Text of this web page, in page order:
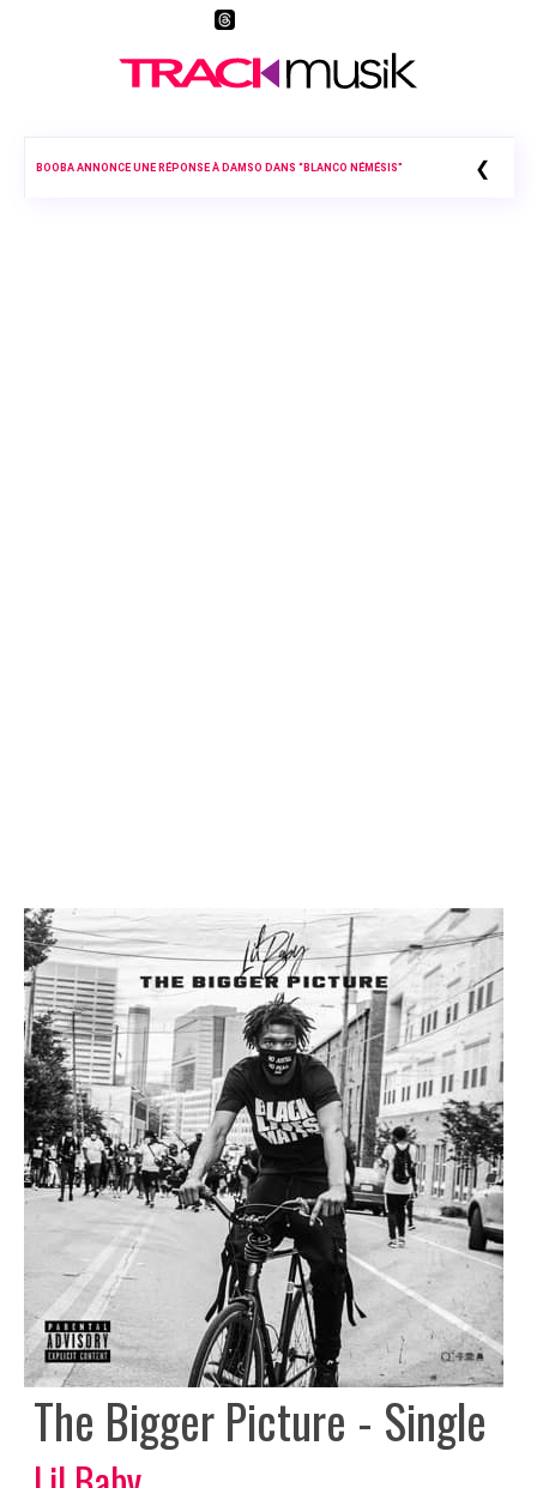
BOOBA ANNONCE UNE RÉPONSE À DAMSO DANS “BLANCO NÉMÉSIS” ❮
The Bigger Picture - Single